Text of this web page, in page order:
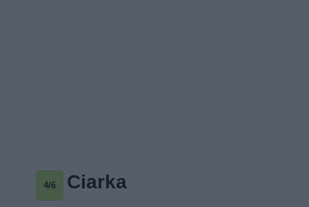
4/6 Ciarka